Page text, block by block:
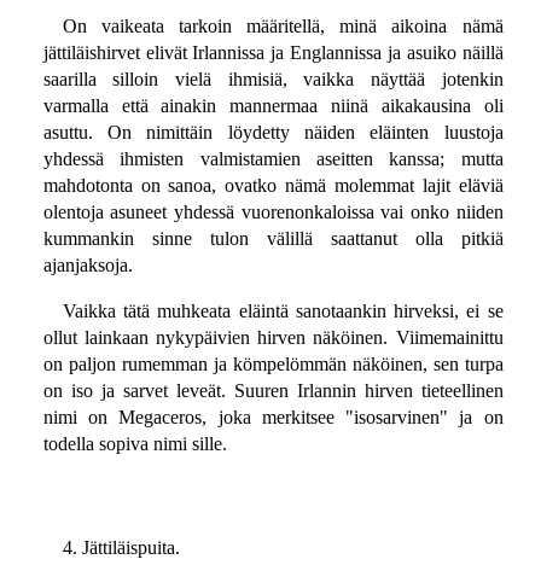
On vaikeata tarkoin määritellä, minä aikoina nämä
jättiläishirvet elivät Irlannissa ja Englannissa ja asuiko näillä
saarilla silloin vielä ihmisiä, vaikka näyttää jotenkin
varmalla että ainakin mannermaa niinä aikakausina oli
asuttu. On nimittäin löydetty näiden eläinten luustoja
yhdessä ihmisten valmistamien aseitten kanssa; mutta
mahdotonta on sanoa, ovatko nämä molemmat lajit eläviä
olentoja asuneet yhdessä vuorenonkaloissa vai onko niiden
kummankin sinne tulon välillä saattanut olla pitkiä
ajanjaksoja.
Vaikka tätä muhkeata eläintä sanotaankin hirveksi, ei se
ollut lainkaan nykypäivien hirven näköinen. Viimemainittu
on paljon rumemman ja kömpelömmän näköinen, sen turpa
on iso ja sarvet leveät. Suuren Irlannin hirven tieteellinen
nimi on Megaceros, joka merkitsee "isosarvinen" ja on
todella sopiva nimi sille.
4. Jättiläispuita.